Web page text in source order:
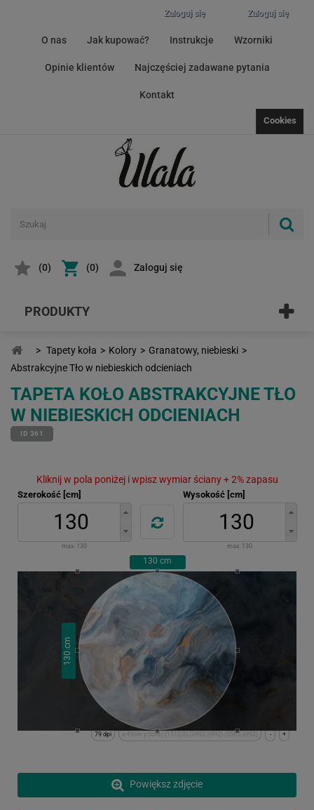
Zaloguj się
Zaloguj się
O nas Jak kupować? Instrukcje Wzorniki
Opinie klientów Najczęściej zadawane pytania
Kontakt
Cookies
(0) (0) Zaloguj się
PRODUKTY
> Tapety koła > Kolory > Granatowy, niebieski >
Abstrakcyjne Tło w niebieskich odcieniach
TAPETA KOŁO ABSTRAKCYJNE TŁO
W NIEBIESKICH ODCIENIACH
ID 361
Kliknij w pola poniżej i wpisz wymiar ściany + 2% zapasu
Szerokość [cm]
max: 130
Wysokość [cm]
max: 130
130 cm
130
cm
+
-
x:49cm y:0cm | (1513,0) (3992,3992) (5505,3992)
79 dpi
Powiększ zdjęcie